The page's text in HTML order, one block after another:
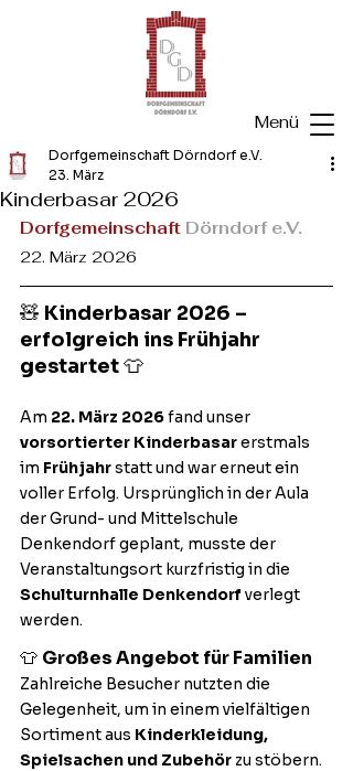
Menü
Kinderbasar 2026
Dorfgemeinschaft Dörndorf e.V.
23. März
Dorfgemeinschaft Dörndorf e.V.
22. März 2026
🧸 Kinderbasar 2026 –
erfolgreich ins Frühjahr
gestartet 👕
Am 22. März 2026 fand unser
vorsortierter Kinderbasar erstmals
im Frühjahr statt und war erneut ein
voller Erfolg. Ursprünglich in der Aula
der Grund- und Mittelschule
Denkendorf geplant, musste der
Veranstaltungsort kurzfristig in die
Schulturnhalle Denkendorf verlegt
werden.
👕 Großes Angebot für Familien
Zahlreiche Besucher nutzten die
Gelegenheit, um in einem vielfältigen
Sortiment aus Kinderkleidung,
Spielsachen und Zubehör zu stöbern.